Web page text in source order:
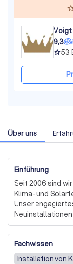
Voigt
9,3
grade53
Über uns
Einführung
Seit 2006 sind
Klima- und
Unser
Leidenschaft zur
Herausforderung
gemeinsam mit
wir in enger
Fachwissen
Installation von